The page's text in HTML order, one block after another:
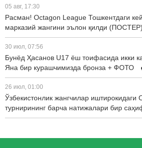
05 авг, 17:30
Расман! Octagon League Тошкентдаги
марказий жангини эълон қилди (ПОСТЕР)
30 июл, 07:56
Бунёд Ҳасанов U17 ёш тоифасида икки
Яна бир курашчимизда бронза + ФОТО
26 июл, 01:00
Ўзбекистонлик жангчилар иштирокидаги
турнирининг барча натижалари бир